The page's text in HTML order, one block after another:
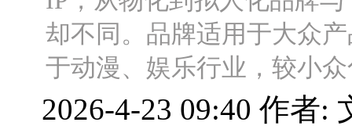
却不同。品牌适用于大众
于动漫、娱乐行业，较小众
2026-4-23 09:40 作者: